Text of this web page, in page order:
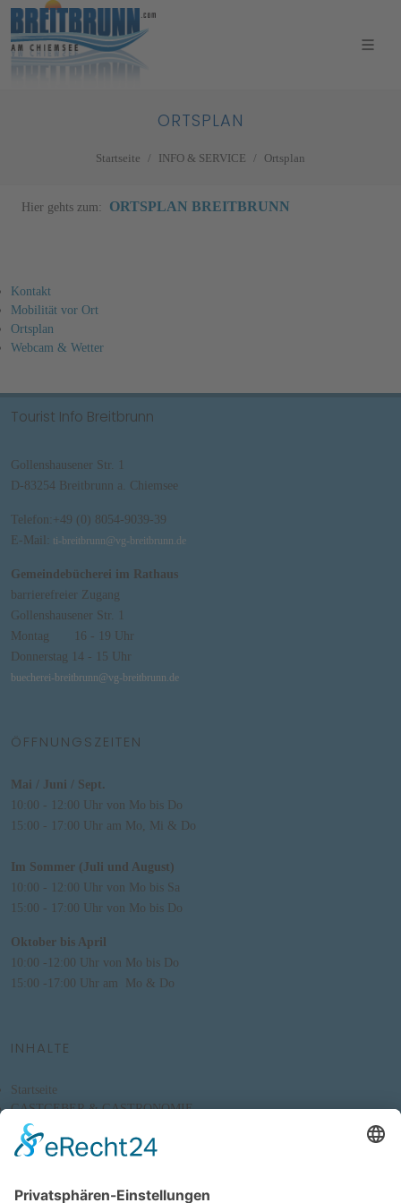
ORTSPLAN
Startseite INFO & SERVICE Ortsplan
Hier gehts zum: ORTSPLAN BREITBRUNN
Kontakt
Mobilität vor Ort
Ortsplan
Webcam & Wetter
Tourist Info Breitbrunn
Gollenshausener Str. 1
D-83254 Breitbrunn a. Chiemsee
Telefon:+49 (0) 8054-9039-39
E-Mail: ti-breitbrunn@vg-breitbrunn.de
Gemeindebücherei im Rathaus
barrierefreier Zugang
Gollenshausener Str. 1
Montag 16 - 19 Uhr
Donnerstag 14 - 15 Uhr
buecherei-breitbrunn@vg-breitbrunn.d e
ÖFFNUNGSZEITEN
Mai / Juni / Sept.
10:00 - 12:00 Uhr von Mo bis Do
15:00 - 17:00 Uhr am Mo, Mi & Do
Im Sommer (Juli und August)
10:00 - 12:00 Uhr von Mo bis Sa
15:00 - 17:00 Uhr von Mo bis Do
Oktober bis April
10:00 -12:00 Uhr von Mo bis Do
15:00 -17:00 Uhr am Mo & Do
INHALTE
Startseite
GASTGEBER & GASTRONOMIE
FREIZEIT
AKTUELLES